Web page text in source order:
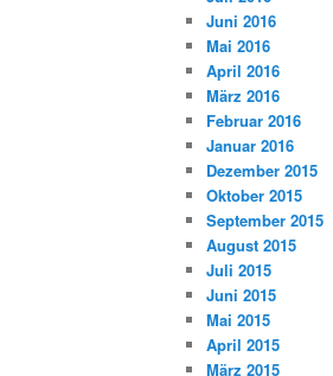
Juni 2016
Mai 2016
April 2016
März 2016
Februar 2016
Januar 2016
Dezember 2015
Oktober 2015
September 2015
August 2015
Juli 2015
Juni 2015
Mai 2015
April 2015
März 2015